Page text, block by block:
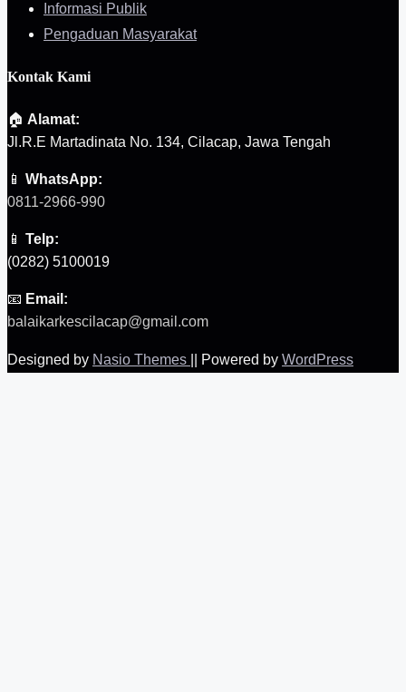
Informasi Publik
Pengaduan Masyarakat
Kontak Kami
🏠 Alamat:
Jl.R.E Martadinata No. 134, Cilacap, Jawa Tengah
📱 WhatsApp:
0811-2966-990
📱 Telp:
(0282) 5100019
📧 Email:
balaikarkescilacap@gmail.com
Designed by Nasio Themes Powered by WordPress